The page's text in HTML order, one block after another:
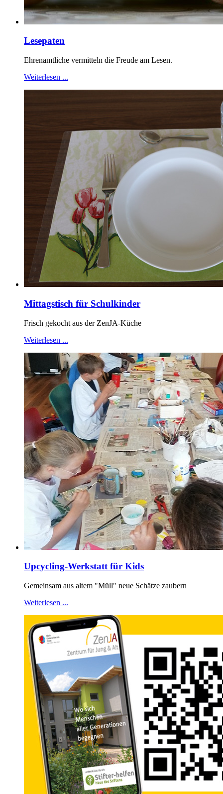
Lesepaten
Ehrenamtliche vermitteln die Freude am Lesen.
Weiterlesen ...
Mittagstisch für Schulkinder
Frisch gekocht aus der ZenJA-Küche
Weiterlesen ...
Upcycling-Werkstatt für Kids
Gemeinsam aus altem "Müll" neue Schätze zaubern
Weiterlesen ...